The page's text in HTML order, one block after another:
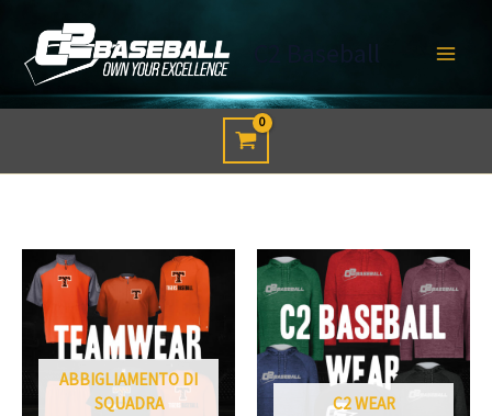
contenuto
C2 Baseball
ABBIGLIAMENTO DI
SQUADRA
C2 WEAR